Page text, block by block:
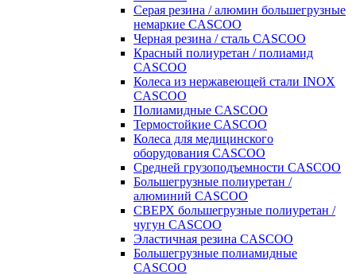
Серая резина / алюмин большегрузные
немаркие CASCOO
Черная резина / сталь CASCOO
Красный полиуретан / полиамид
CASCOO
Колеса из нержавеющей стали INOX
CASCOO
Полиамидные CASCOO
Термостойкие CASCOO
Колеса для медицинского
оборудования CASCOO
Средней грузоподъемности CASCOO
Большегрузные полиуретан /
алюминий CASCOO
СВЕРХ большегрузные полиуретан /
чугун CASCOO
Эластичная резина CASCOO
Большегрузные полиамидные
CASCOO